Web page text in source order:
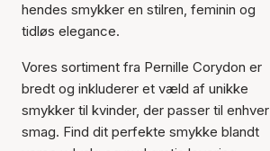
hendes smykker en stilren, feminin og
tidløs elegance.
Vores sortiment fra Pernille Corydon er
bredt og inkluderer et væld af unikke
smykker til kvinder, der passer til enhver
smag. Find dit perfekte smykke blandt